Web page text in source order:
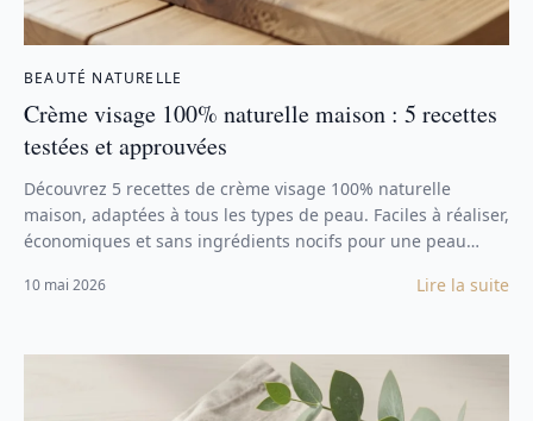
BEAUTÉ NATURELLE
Crème visage 100% naturelle maison : 5 recettes
testées et approuvées
Découvrez 5 recettes de crème visage 100% naturelle
maison, adaptées à tous les types de peau. Faciles à réaliser,
économiques et sans ingrédients nocifs pour une peau
10 mai 2026 Lire la suite